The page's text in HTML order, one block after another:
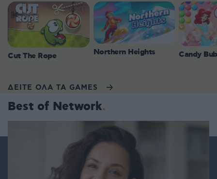
Cut The Rope Northern Heights Candy
ΔΕΙΤΕ ΟΛΑ ΤΑ GAMES
Best of Network